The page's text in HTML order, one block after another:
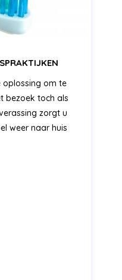
oplossing om te
bezoek toch als
zorgt u
weer naar huis